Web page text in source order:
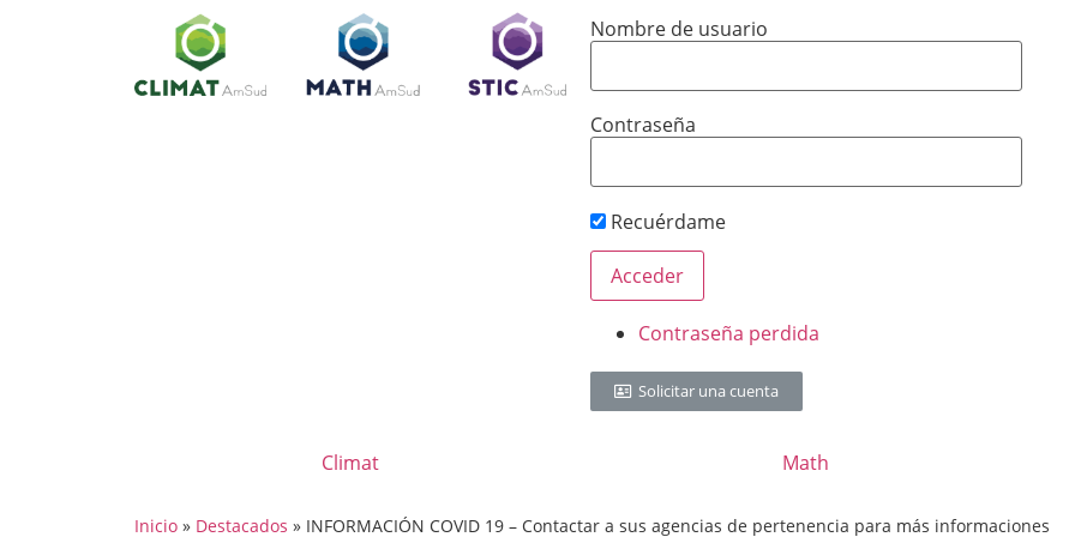
Nombre de usuario
Contraseña
Recuérdame
Contraseña perdida
Solicitar una cuenta
Climat Math
Inicio » Destacados » INFORMACIÓN COVID 19 – Contactar a sus agencias de pertenencia para más informaciones